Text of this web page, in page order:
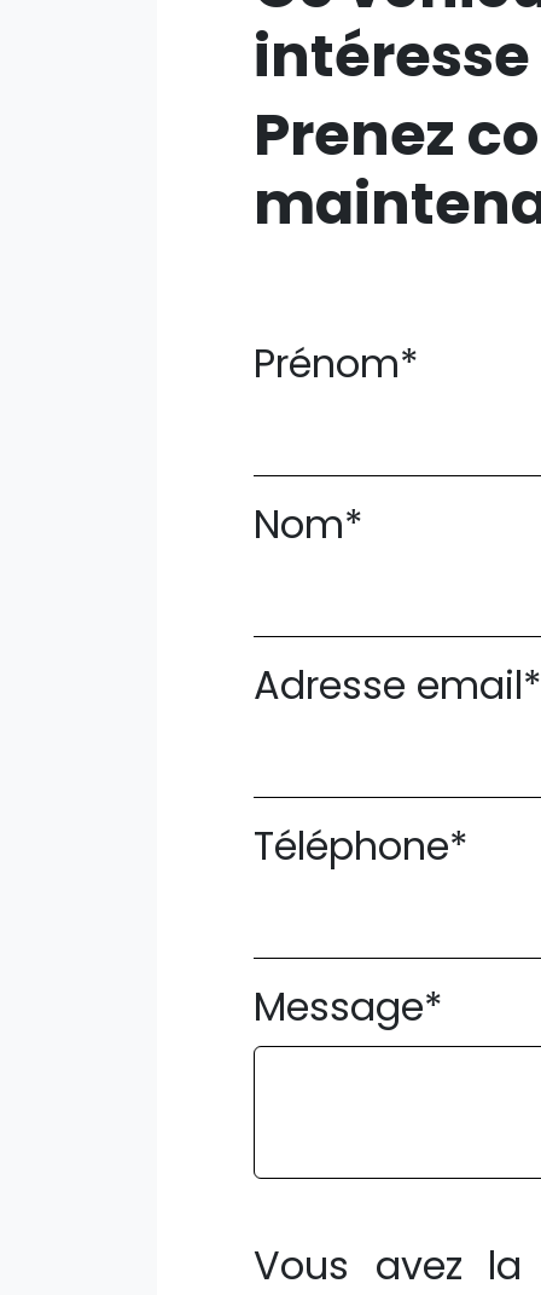
intéresse
Prenez
Prénom*
Nom*
Adresse email*
Téléphone*
Message*
Vous avez